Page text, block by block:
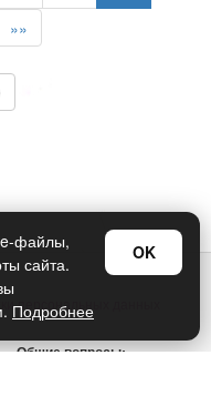
»»
персональных данных
Общие вопросы:
файлы,
сайта.
Подробнее
OK